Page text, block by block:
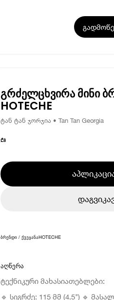
გრძელცხვირა მინი
HOTECHE
ტან ტან ჯორჯია • Tan Tan Georgia
₾8
ბრენდი / ქვეყანაHOTECHE
აღწერა
ტექნიკური მახასიათებლები:
🔹 სიგრძე: 115 მმ (4.5") 🔹